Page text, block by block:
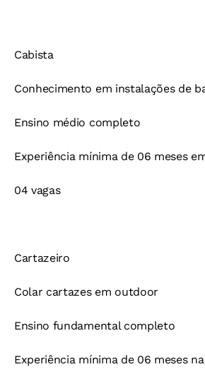
Cabista
Conhecimento em instalações de
Ensino médio completo
Experiência mínima de 06 meses
04 vagas
Cartazeiro
Colar cartazes em outdoor
Ensino fundamental completo
Experiência mínima de 06 meses